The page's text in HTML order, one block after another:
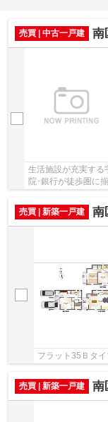
売買 | 中古一戸建 南
生活施設が充実す
院･銀行が徒歩圏に
売買 | 新築一戸建
南
フラット35Ｂタイ
売買 | 新築一戸建 南